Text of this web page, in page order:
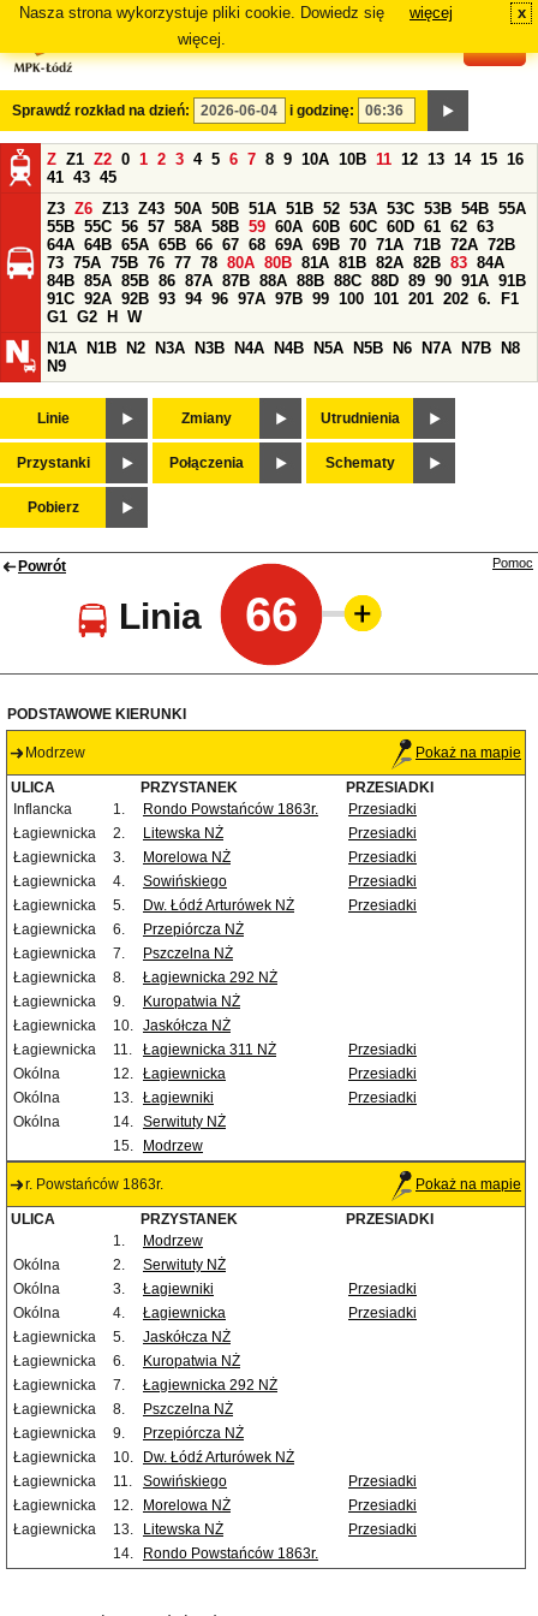
Nasza strona wykorzystuje pliki cookie. Dowiedz się
więcej.
więcej x
Sprawdź rozkład na dzień: i godzinę:
Z Z1 Z2 0 1 2 3 4 5 6 7 8 9 10A 10B 11 12 13 14 15 16
41 43 45
Z3 Z6 Z13 Z43 50A 50B 51A 51B 52 53A 53C 53B 54B 55A
55B 55C 56 57 58A 58B 59 60A 60B 60C 60D 61 62 63
64A 64B 65A 65B 66 67 68 69A 69B 70 71A 71B 72A 72B
73 75A 75B 76 77 78 80A 80B 81A 81B 82A 82B 83 84A
84B 85A 85B 86 87A 87B 88A 88B 88C 88D 89 90 91A 91B
91C 92A 92B 93 94 96 97A 97B 99 100 101 201 202 6.
F1
G1 G2 H
W
N1A
N1B N2 N3A N3B N4A N4B N5A N5B N6 N7A N7B
N8
N9
Linie Zmiany Utrudnienia
Przystanki Połączenia Schematy
Pobierz
Powrót
Linia 66
Pomoc
PODSTAWOWE KIERUNKI
Modrzew Pokaż na mapie
ULICA PRZYSTANEK
PRZESIADKI
Inflancka
1. Rondo Powstańców 1863r.
Przesiadki
Łagiewnicka
2. Litewska NŻ
Przesiadki
Łagiewnicka
3. Morelowa NŻ
Przesiadki
Łagiewnicka
4. Sowińskiego
Przesiadki
Łagiewnicka
5. Dw. Łódź Arturówek NŻ
Przesiadki
Łagiewnicka
6.
Przepiórcza NŻ
Łagiewnicka
7.
Pszczelna NŻ
Łagiewnicka
8.
Łagiewnicka 292 NŻ
Łagiewnicka
9.
Kuropatwia NŻ
Łagiewnicka
10. Jaskółcza NŻ
Łagiewnicka
11. Łagiewnicka 311 NŻ
Przesiadki
Okólna
12. Łagiewnicka
Przesiadki
Okólna
13. Łagiewniki
Przesiadki
Okólna
14. Serwituty NŻ
15.
Modrzew
r. Powstańców 1863r. Pokaż na mapie
ULICA PRZYSTANEK
PRZESIADKI
1.
Modrzew
Okólna
2.
Serwituty NŻ
Okólna
3. Łagiewniki
Przesiadki
Okólna
4. Łagiewnicka
Przesiadki
Łagiewnicka
5.
Jaskółcza NŻ
Łagiewnicka
6.
Kuropatwia NŻ
Łagiewnicka
7.
Łagiewnicka 292 NŻ
Łagiewnicka
8.
Pszczelna NŻ
Łagiewnicka
9.
Przepiórcza NŻ
Łagiewnicka
10.
Dw. Łódź Arturówek NŻ
Łagiewnicka
11. Sowińskiego
Przesiadki
Łagiewnicka
12. Morelowa NŻ
Przesiadki
Łagiewnicka
13. Litewska NŻ
Przesiadki
14.
Rondo Powstańców 1863r.